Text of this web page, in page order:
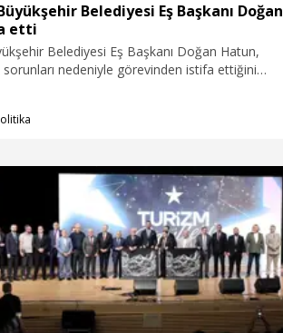
Belediyesi Eş Başkanı Doğan
etti
Belediyesi Eş Başkanı Doğan Hatun,
sorunları nedeniyle görevinden istifa ettiğini